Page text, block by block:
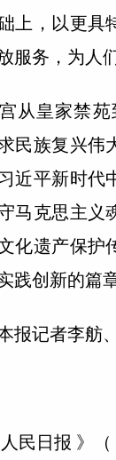
上，以更具
服务，为人
皇家禁苑
民族复兴伟
近平新时代
马克思主义
化遗产保护
践创新的篇章
记者李舫、
日报 》（